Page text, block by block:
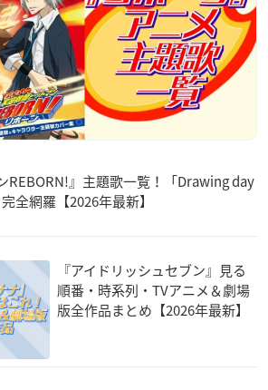
REBORN!』主題歌一覧！「Drawing day
全網羅【2026年最新】
『アイドリッシュセブン』見る
順番・時系列・TVアニメ＆劇場
版全作品まとめ【2026年最新】